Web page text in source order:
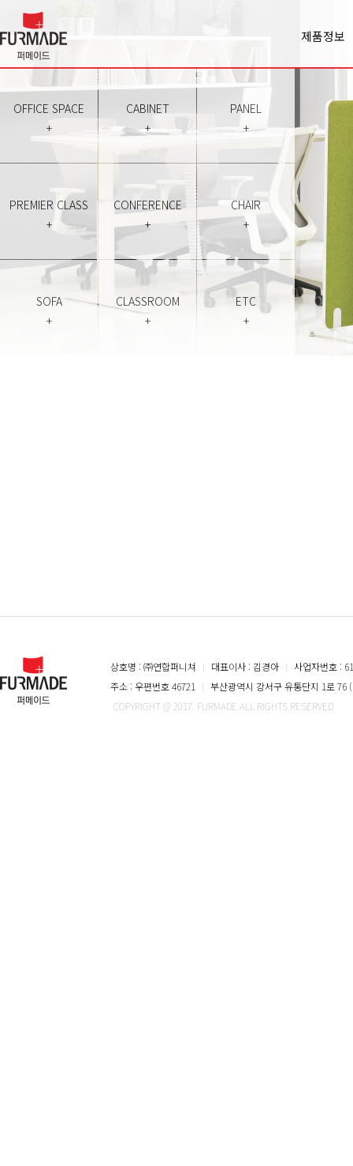
제품정보
Office
Panel
Chair
Sofa
Etc
OFFICE SPACE
+
CABINET
+
PANEL
+
PREMIER CLASS
+
CONFERENCE
+
CHAIR
+
SOFA
+
CLASSROOM
+
ETC
+
상호명 : ㈜연합퍼니쳐 ㅣ 대표이사 : 김경아 ㅣ 사업자번호 :
주소 : 우편번호 46721
ㅣ 부산광역시 강서구 유통단지 1로 76
COPYRIGHT @ 2017. FURMADE ALL RIGHTS RESERVED